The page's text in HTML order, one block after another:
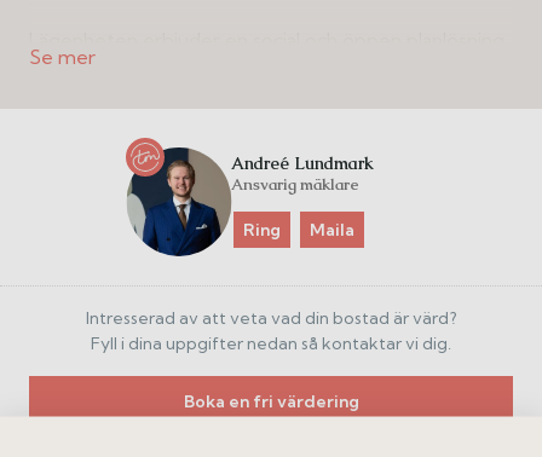
mellan kök och vardagsrum, två rymliga sovrum samt
med härlig utsikt över takåsarna.
Stabil och välskött bostadsrättsförening där de större
renoveringarna redan är genomförda.
Andreé Lundmark
Ansvarig mäklare
Ring Maila
Intresserad av att veta vad din bostad är värd?
Fyll i dina uppgifter nedan så kontaktar vi dig.
Boka en fri värdering